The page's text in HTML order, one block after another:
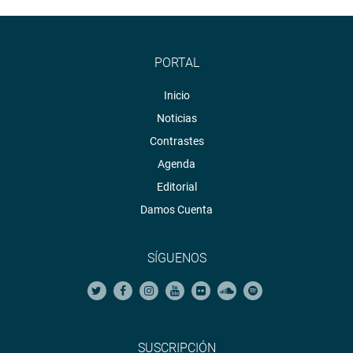
Arequipa, Samuel Rivera Vásquez, con quien realizó una
visita de campo al Puente Arequipa-La Joya, como parte
de su semana de representación.
reducir tiempos de transporte y promover el desarrollo
PORTAL
Inicio
Noticias
Contrastes
Agenda
Editorial
Damos Cuenta
SÍGUENOS
SUSCRIPCIÓN